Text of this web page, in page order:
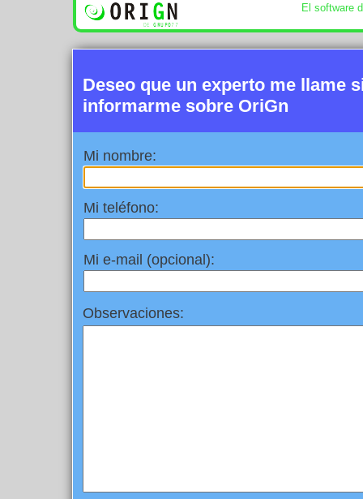
El software
Deseo que un experto me llame
informarme sobre OriGn
Mi nombre:
Mi teléfono:
Mi e-mail (opcional):
Observaciones: